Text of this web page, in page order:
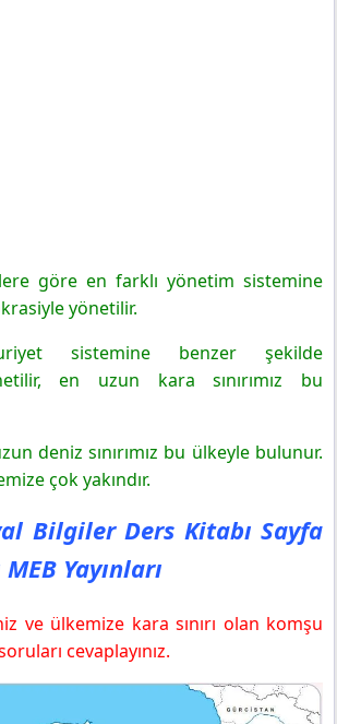
göre en farklı yönetim sistemine
yönetilir.
sistemine benzer şekilde
en uzun kara sınırımız bu
deniz sınırımız bu ülkeyle bulunur.
çok yakındır.
Bilgiler Ders Kitabı Sayfa
Yayınları
ve ülkemize kara sınırı olan komşu
cevaplayınız.